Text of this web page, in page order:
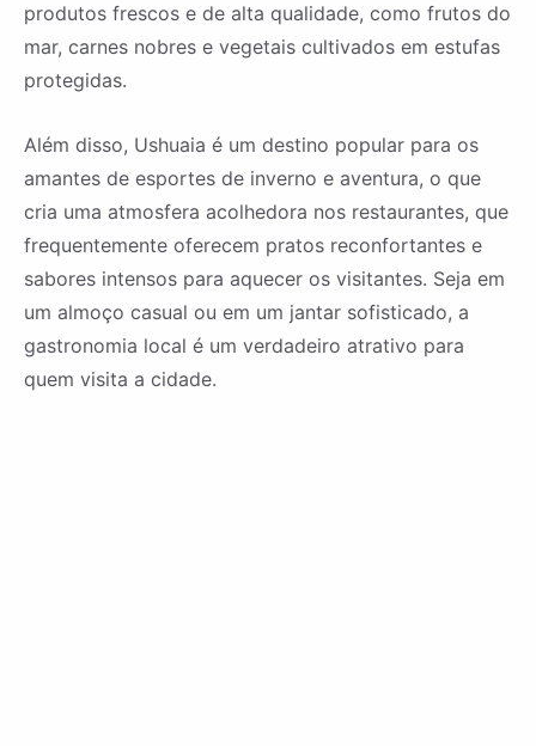
produtos frescos e de alta qualidade, como frutos do
mar, carnes nobres e vegetais cultivados em estufas
protegidas.
Além disso, Ushuaia é um destino popular para os
amantes de esportes de inverno e aventura, o que
cria uma atmosfera acolhedora nos restaurantes, que
frequentemente oferecem pratos reconfortantes e
sabores intensos para aquecer os visitantes. Seja em
um almoço casual ou em um jantar sofisticado, a
gastronomia local é um verdadeiro atrativo para
quem visita a cidade.